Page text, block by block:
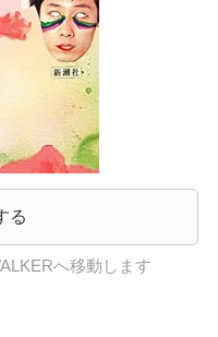
る
へ移動します